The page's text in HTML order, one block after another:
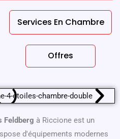
Services En Chambre
Offres
Feldberg à Riccione est un
d'équipements modernes